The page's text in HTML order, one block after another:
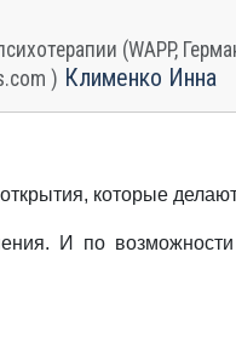
(WAPP,
) Клименко Инна
которые
И по